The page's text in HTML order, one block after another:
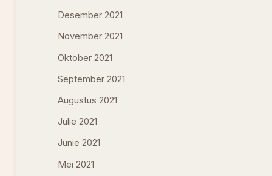
Desember 2021
November 2021
Oktober 2021
September 2021
Augustus 2021
Julie 2021
Junie 2021
Mei 2021